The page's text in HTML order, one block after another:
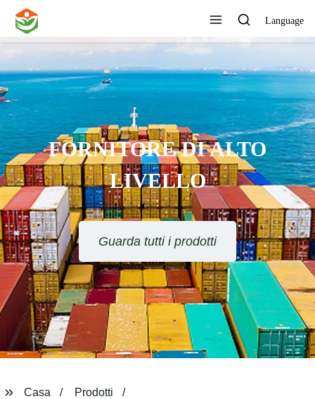
Language
FORNITORE DI ALTO
LIVELLO
Guarda tutti i prodotti
Casa
Prodotti